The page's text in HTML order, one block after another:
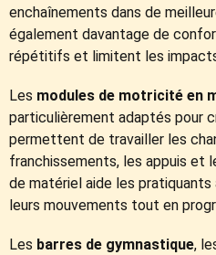
enchaînements dans de
également davantage de
répétitifs et limitent les
Les modules de motricité en
particulièrement adaptés pour
permettent de travailler les
franchissements, les appuis et
de matériel aide les pratiquants
leurs mouvements tout en
Les barres de gymnastique,